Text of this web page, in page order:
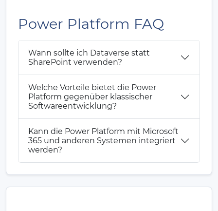
Power Platform FAQ
Wann sollte ich Dataverse statt
SharePoint verwenden?
Welche Vorteile bietet die Power
Platform gegenüber klassischer
Softwareentwicklung?
Kann die Power Platform mit Microsoft
365 und anderen Systemen integriert
werden?